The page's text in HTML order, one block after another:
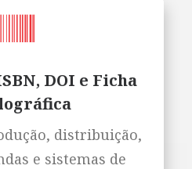
DOI e Ficha
distribuição,
e sistemas de